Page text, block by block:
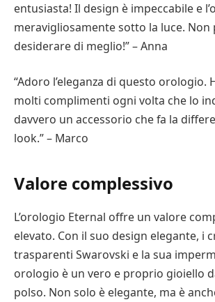
entusiasta! Il design è impeccabile e
meravigliosamente sotto la luce. Non
desiderare di meglio!” – Anna
“Adoro l’eleganza di questo orologio.
molti complimenti ogni volta che lo
davvero un accessorio che fa la
look.” – Marco
Valore complessivo
L’orologio Eternal offre un valore
elevato. Con il suo design elegante, i
trasparenti Swarovski e la sua
orologio è un vero e proprio gioiello
polso. Non solo è elegante, ma è